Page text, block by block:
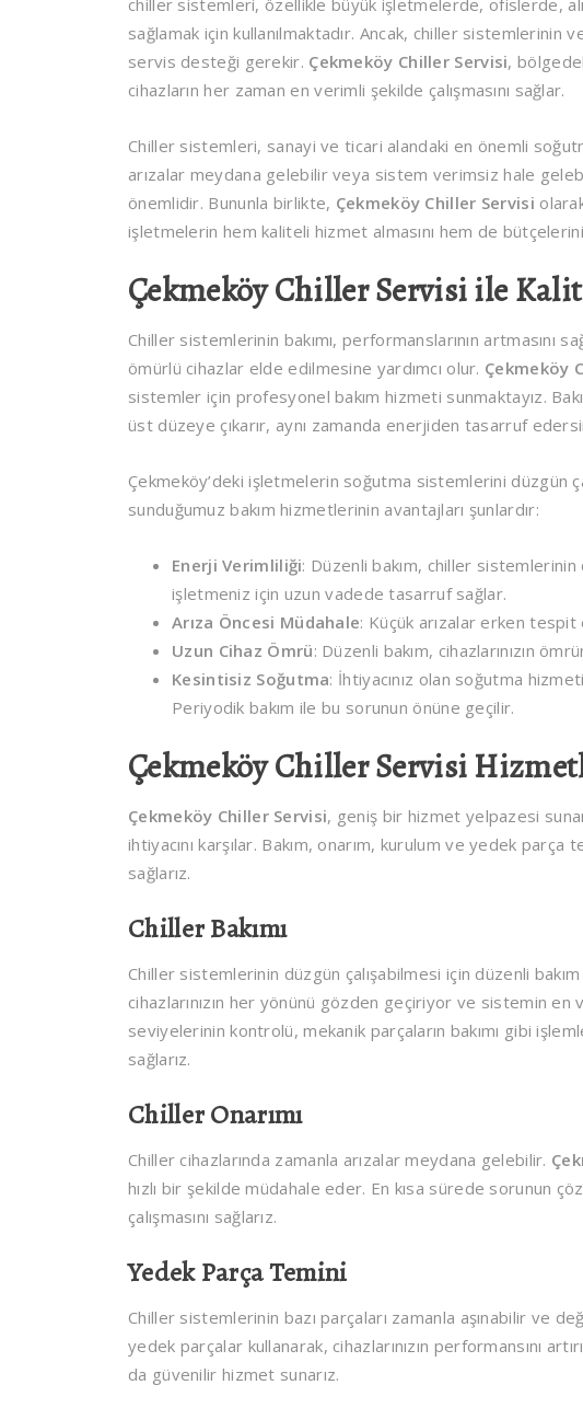
chiller sistemleri, özellikle büyük işletmelerde, ofislerde,
sağlamak için kullanılmaktadır. Ancak, chiller sistemlerinin
servis desteği gerekir. Çekmeköy Chiller Servisi,
cihazların her zaman en verimli şekilde çalışmasını sağlar.
Chiller sistemleri, sanayi ve ticari alandaki en önemli
arızalar meydana gelebilir veya sistem verimsiz hale
önemlidir. Bununla birlikte, Çekmeköy Chiller Servisi
işletmelerin hem kaliteli hizmet almasını hem de
Çekmeköy Chiller Servisi ile
Chiller sistemlerinin bakımı, performanslarının artmasını
ömürlü cihazlar elde edilmesine yardımcı olur. Çekmeköy
sistemler için profesyonel bakım hizmeti sunmaktayız.
üst düzeye çıkarır, aynı zamanda enerjiden tasarruf
Çekmeköy’deki işletmelerin soğutma sistemlerini düzgün
sunduğumuz bakım hizmetlerinin avantajları şunlardır:
Enerji Verimliliği: Düzenli bakım, chiller sistemlerinin
işletmeniz için uzun vadede tasarruf sağlar.
Arıza Öncesi Müdahale: Küçük arızalar erken tespit
Uzun Cihaz Ömrü: Düzenli bakım, cihazlarınızın
Kesintisiz Soğutma: İhtiyacınız olan soğutma
Periyodik bakım ile bu sorunun önüne geçilir.
Çekmeköy Chiller Servisi
Çekmeköy Chiller Servisi, geniş bir hizmet yelpazesi
ihtiyacını karşılar. Bakım, onarım, kurulum ve yedek parça
sağlarız.
Chiller Bakımı
Chiller sistemlerinin düzgün çalışabilmesi için düzenli
cihazlarınızın her yönünü gözden geçiriyor ve sistemin en
seviyelerinin kontrolü, mekanik parçaların bakımı gibi
sağlarız.
Chiller Onarımı
Chiller cihazlarında zamanla arızalar meydana gelebilir.
hızlı bir şekilde müdahale eder. En kısa sürede sorunun
çalışmasını sağlarız.
Yedek Parça Temini
Chiller sistemlerinin bazı parçaları zamanla aşınabilir ve
yedek parçalar kullanarak, cihazlarınızın performansını
da güvenilir hizmet sunarız.